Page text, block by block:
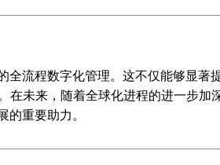
全流程数字化管理。这不仅能够显著
在未来，随着全球化进程的进一步加
重要助力。